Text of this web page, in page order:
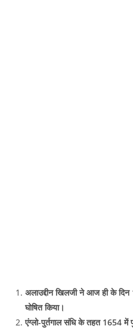
अलाउद्दीन खिलजी ने आज ही के
घोषित किया।
एंग्लो-पुर्तगाल संधि के तहत 1654 में